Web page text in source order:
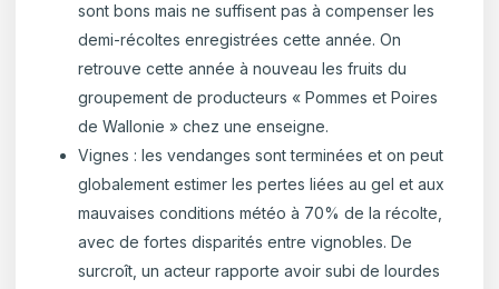
sont bons mais ne suffisent pas à compenser les
demi-récoltes enregistrées cette année. On
retrouve cette année à nouveau les fruits du
groupement de producteurs « Pommes et Poires
de Wallonie » chez une enseigne.
Vignes : les vendanges sont terminées et on peut
globalement estimer les pertes liées au gel et aux
mauvaises conditions météo à 70% de la récolte,
avec de fortes disparités entre vignobles. De
surcroît, un acteur rapporte avoir subi de lourdes